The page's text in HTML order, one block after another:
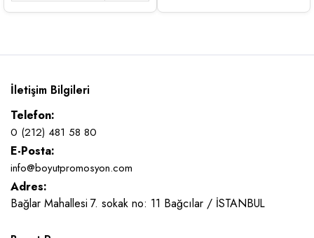
İletişim Bilgileri
Telefon:
0 (212) 481 58 80
E-Posta:
info@boyutpromosyon.com
Adres:
Bağlar Mahallesi 7. sokak no: 11 Bağcılar / İSTANBUL